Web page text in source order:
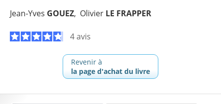
Jean-Yves GOUEZ Olivier LE FRAPPER
4 avis
Revenir à
la page d'achat du livre